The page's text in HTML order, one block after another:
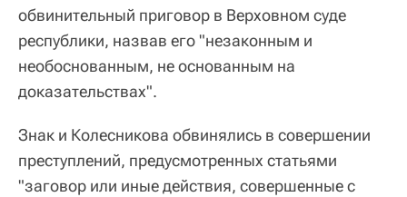
обвинительный приговор в Верховном суде
республики, назвав его "незаконным и
необоснованным, не основанным на
доказательствах".
Знак и Колесникова обвинялись в совершении
преступлений, предусмотренных статьями
"заговор или иные действия, совершенные с